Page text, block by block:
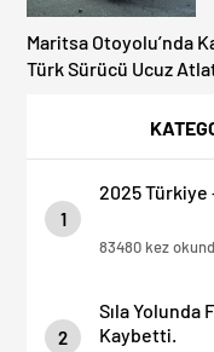
1
2025 Türkiye
83480 kez
2
Sıla Yolunda
Kaybetti.
Maritsa Otoyolu’nda
Türk Sürücü Ucuz